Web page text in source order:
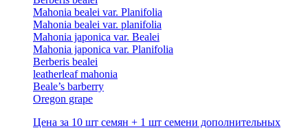
Mahonia bealei var. Planifolia
Mahonia bealei var. planifolia
Mahonia japonica var. Bealei
Mahonia japonica var. Planifolia
Berberis bealei
leatherleaf mahonia
Beale’s barberry
Oregon grape
Цена за 10 шт семян + 1 шт семени дополнительных